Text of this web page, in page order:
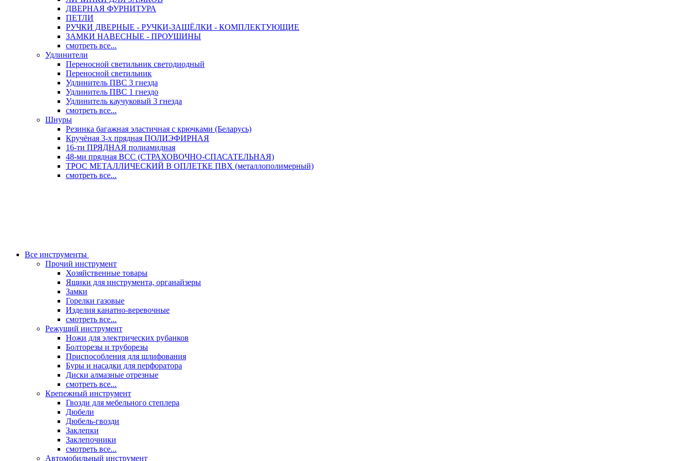
ДВЕРНАЯ ФУРНИТУРА
ПЕТЛИ
РУЧКИ ДВЕРНЫЕ - РУЧКИ-ЗАЩЁЛКИ - КОМПЛЕКТУЮЩИЕ
ЗАМКИ НАВЕСНЫЕ - ПРОУШИНЫ
смотреть все...
Удлинители
Переносной светильник светодиодный
Переносной светильник
Удлинитель ПВС 3 гнезда
Удлинитель ПВС 1 гнездо
Удлинитель каучуковый 3 гнезда
смотреть все...
Шнуры
Резинка багажная эластичная с крючками (Беларусь)
Кручёная 3-х прядная ПОЛИЭФИРНАЯ
16-ти ПРЯДНАЯ полиамидная
48-ми прядная ВСС (СТРАХОВОЧНО-СПАСАТЕЛЬНАЯ)
ТРОС МЕТАЛЛИЧЕСКИЙ В ОПЛЕТКЕ ПВХ (металлополимерный)
смотреть все...
Все инструменты
Прочий инструмент
Хозяйственные товары
Ящики для инструмента, органайзеры
Замки
Горелки газовые
Изделия канатно-веревочные
смотреть все...
Режущий инструмент
Ножи для электрических рубанков
Болторезы и труборезы
Приспособления для шлифования
Буры и насадки для перфоратора
Диски алмазные отрезные
смотреть все...
Крепежный инструмент
Гвозди для мебельного степлера
Дюбели
Дюбель-гвозди
Заклепки
Заклепочники
смотреть все...
Автомобильный инструмент